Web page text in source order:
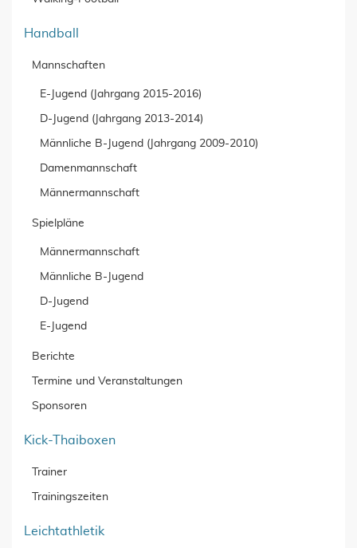
Handball
Mannschaften
E-Jugend (Jahrgang 2015-2016)
D-Jugend (Jahrgang 2013-2014)
Männliche B-Jugend (Jahrgang 2009-2010)
Damenmannschaft
Männermannschaft
Spielpläne
Männermannschaft
Männliche B-Jugend
D-Jugend
E-Jugend
Berichte
Termine und Veranstaltungen
Sponsoren
Kick-Thaiboxen
Trainer
Trainingszeiten
Leichtathletik